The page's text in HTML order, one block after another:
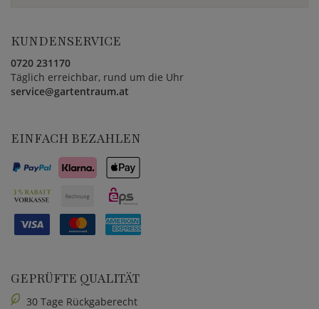
KUNDENSERVICE
0720 231170
Täglich erreichbar, rund um die Uhr
service@gartentraum.at
EINFACH BEZAHLEN
GEPRÜFTE QUALITÄT
30 Tage Rückgaberecht